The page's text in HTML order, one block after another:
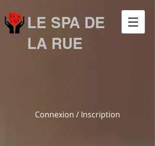
LE SPA DE
LA RUE
Connexion / Inscription